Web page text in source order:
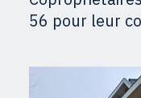
56 pour leur